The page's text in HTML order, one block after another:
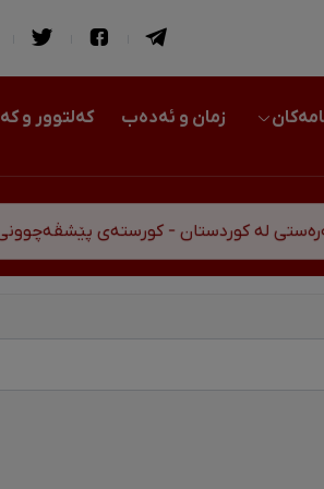
زمان و ئەدەب کەلتوور و
کوردستان - کورستەی پێشڤەچوونی